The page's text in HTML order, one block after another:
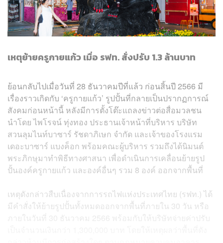
เหตุย้ายครูกายแก้ว เมื่อ รฟท. สั่งปรับ 1.3 ล้านบาท
ย้อนกลับไปเมื่อวันที่ 28 ธันวาคมปีที่แล้ว ก่อนสิ้นปี 2566 มี
เรื่องราวเกิดกับ ‘ครูกายแก้ว’ รูปปั้นที่กลายเป็นปรากฏการณ์
สังคมก่อนหน้านี้ หลังมีการตั้งโต๊ะแถลงข่าวต่อสื่อมวลชน
นำโดย ไพโรจน์ ทุ่งทอง ประธานเจ้าหน้าที่บริหาร บริษัท
สวนลุมไนท์บาซาร์ รัชดาภิเษก จำกัด และเจ้าของโรงแรม
เดอะบาซาร์ แบงค็อก พร้อมคณะผู้บริหาร รวมถึงได้นิมนต์
พระภิกษุมาทำพิธีทางศาสนา เพื่อดำเนินการเคลื่อนย้ายรูป
ปั้นองค์ครูกายแก้ว และองค์อื่นๆ รวม 8 องค์ ออกจากพื้นที่
เหตุดังกล่าวสืบเนื่องจากการรถไฟแห่งประเทศไทย (รฟท.) ได้
มีคำสั่งให้ย้ายรูปปั้นทั้งหมดออกจากพื้นที่ภายใน 30 วัน หรือ
ภายในวันที่ 30 ธันวาคม 2566 พร้อมกับให้บริษัทจ่ายค่าปรับ